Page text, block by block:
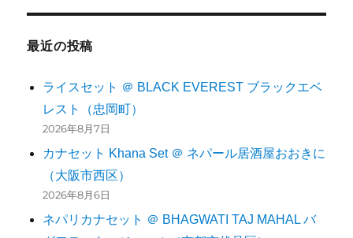
最近の投稿
ライスセット ＠ BLACK EVEREST ブラックエベ
レスト（忠岡町）
2026年8月7日
カナセット Khana Set ＠ ネパール居酒屋おおきに
（大阪市西区）
2026年8月6日
ネパリカナセット ＠ BHAGWATI TAJ MAHAL バ